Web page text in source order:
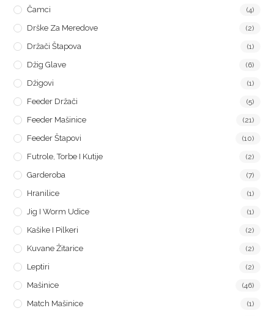
Čamci (4)
Drške Za Meredove (2)
Držači Štapova (1)
Džig Glave (6)
Džigovi (1)
Feeder Držači (5)
Feeder Mašinice (21)
Feeder Štapovi (10)
Futrole, Torbe I Kutije (2)
Garderoba (7)
Hranilice (1)
Jig I Worm Udice (1)
Kašike I Pilkeri (2)
Kuvane Žitarice (2)
Leptiri (2)
Mašinice (46)
Match Mašinice (1)